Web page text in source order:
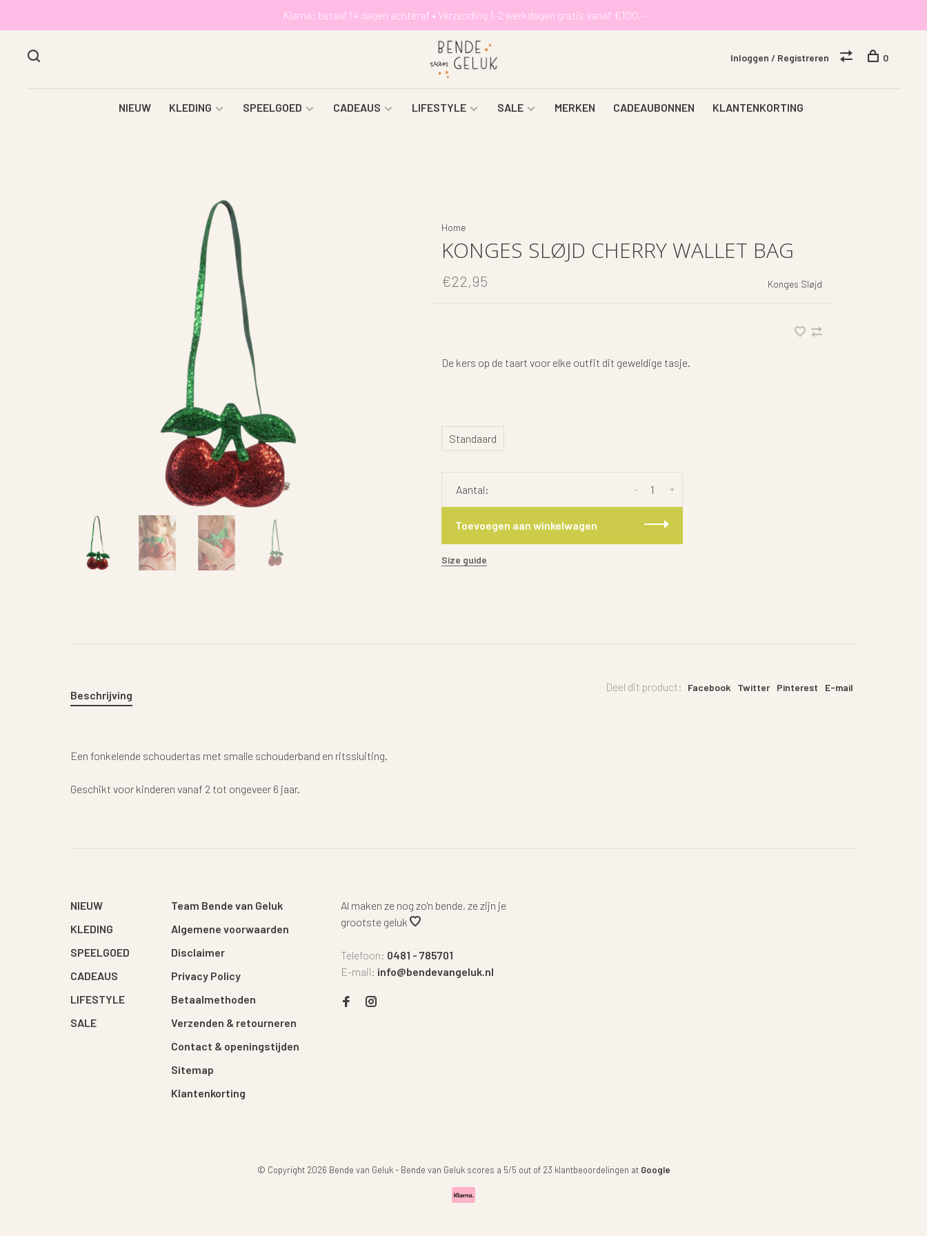
Klarna: betaal 14 dagen achteraf • Verzending 1-2 werkdagen gratis vanaf €100,-
NIEUW KLEDING SPEELGOED CADEAUS LIFESTYLE SALE MERKEN CADEAUBONNEN KLANTENKORTING
Inloggen / Registreren 0
Home
KONGES SLØJD CHERRY WALLET BAG
€22,95 Konges Sløjd
De kers op de taart voor elke outfit dit geweldige tasje.
Standaard
Aantal: +
-
Toevoegen aan winkelwagen
Size guide
Deel dit product: Facebook Twitter Pinterest E-mail
Beschrijving
Een fonkelende schoudertas met smalle schouderband en ritssluiting.
Geschikt voor kinderen vanaf 2 tot ongeveer 6 jaar.
NIEUW
KLEDING
SPEELGOED
CADEAUS
LIFESTYLE
SALE
Team Bende van Geluk
Algemene voorwaarden
Disclaimer
Privacy Policy
Betaalmethoden
Verzenden & retourneren
Contact & openingstijden
Sitemap
Klantenkorting
Al maken ze nog zo'n bende, ze zijn je
grootste geluk
Telefoon: 0481 - 785701
E-mail: info@bendevangeluk.nl
© Copyright 2026 Bende van Geluk- Bende van Geluk scores a 5/5 out of 23 klantbeoordelingen at Google